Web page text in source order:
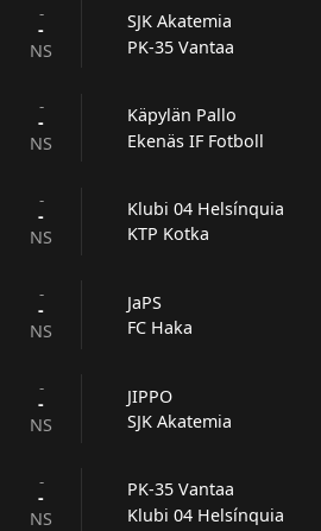
-
-
NS
SJK Akatemia
PK-35 Vantaa
-
-
NS
Käpylän Pallo
Ekenäs IF Fotboll
-
-
NS
Klubi 04 Helsínquia
KTP Kotka
-
-
NS
JaPS
FC Haka
-
-
NS
JIPPO
SJK Akatemia
-
-
NS
PK-35 Vantaa
Klubi 04 Helsínquia